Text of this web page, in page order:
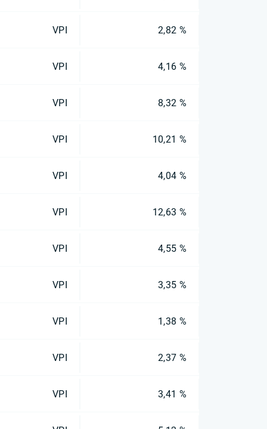
VPI 2,82 %
VPI 4,16 %
VPI 8,32 %
VPI 10,21 %
VPI 4,04 %
VPI 12,63 %
VPI 4,55 %
VPI 3,35 %
VPI 1,38 %
VPI 2,37 %
VPI 3,41 %